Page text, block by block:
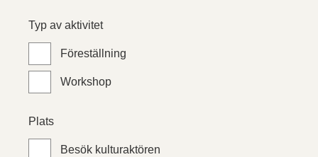
Typ av aktivitet
Föreställning
Workshop
Plats
Besök kulturaktören